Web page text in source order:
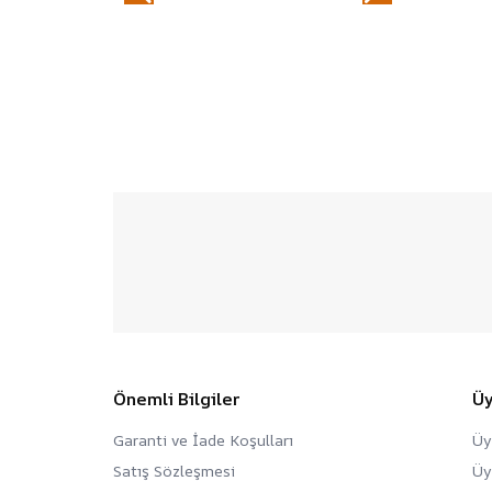
Önemli Bilgiler
Garanti ve İade Koşulları
Satış Sözleşmesi